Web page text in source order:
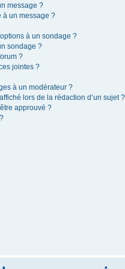
message ?
à un message ?
à un sondage ?
sondage ?
?
jointes ?
à un modérateur ?
lors de la rédaction d’un sujet ?
approuvé ?